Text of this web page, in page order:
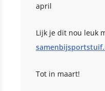
april
Lijk je dit nou leuk
Tot in maart!